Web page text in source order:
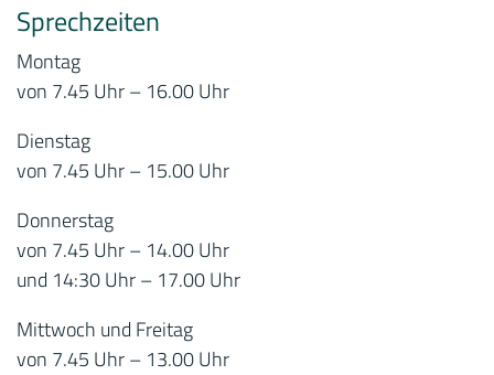
Sprechzeiten
Montag
von 7.45 Uhr – 16.00 Uhr
Dienstag
von 7.45 Uhr – 15.00 Uhr
Donnerstag
von 7.45 Uhr – 14.00 Uhr
und 14:30 Uhr – 17.00 Uhr
Mittwoch und Freitag
von 7.45 Uhr – 13.00 Uhr